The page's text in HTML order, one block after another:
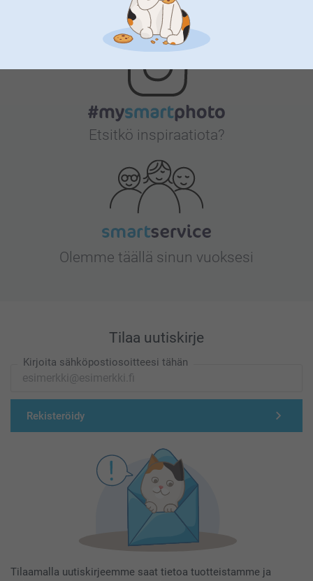
Bonusta kaikista tilauksista
Etsitkö inspiraatiota?
Olemme täällä sinun vuoksesi
Tilaa uutiskirje
Kirjoita sähköpostiosoitteesi tähän
Rekisteröidy
Tilaamalla uutiskirjeemme saat tietoa tuotteistamme ja